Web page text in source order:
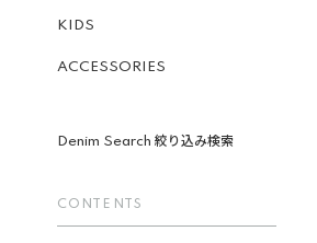
KIDS
ACCESSORIES
Denim Search 絞り込み検索
CONTENTS